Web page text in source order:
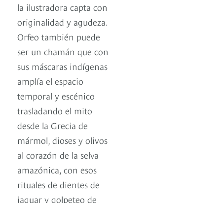
la ilustradora capta con
originalidad y agudeza.
Orfeo también puede
ser un chamán que con
sus máscaras indígenas
amplía el espacio
temporal y escénico
trasladando el mito
desde la Grecia de
mármol, dioses y olivos
al corazón de la selva
amazónica, con esos
rituales de dientes de
jaguar y golpeteo de